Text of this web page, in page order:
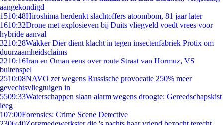
aangekondigd
1510:48Hiroshima herdenkt slachtoffers atoombom, 81 jaar later
1610:32Drone met explosieven bij Duits vliegveld voedt vrees voor
hybride aanval
3210:28Wakker Dier dient klacht in tegen insectenfabriek Protix om
duurzaamheidsclaims
2210:16Iran en Oman eens over route Straat van Hormuz, VS
buitenspel
2510:08NAVO zet wegens Russische provocatie 250% meer
gevechtsvliegtuigen in
5509:33Waterschappen slaan alarm wegens droogte: Gereedschapskist
leeg
107:00Forensics: Crime Scene Detective
2306:40Zorgmedewerkster die 's nachts haar vriend bezocht terecht